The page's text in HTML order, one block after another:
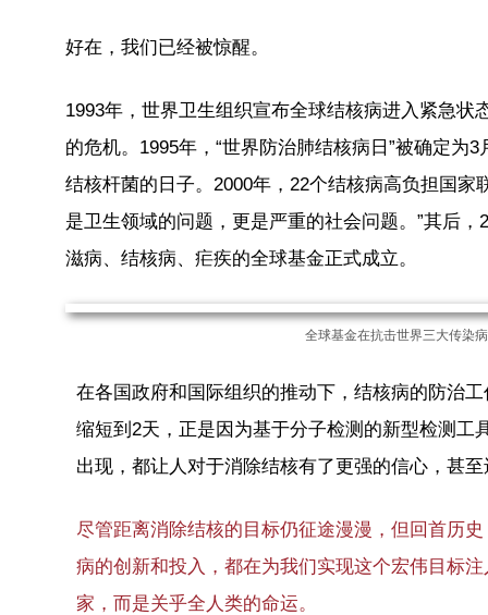
好在，我们已经被惊醒。
1993年，世界卫生组织宣布全球结核病进入紧急
的危机。1995年，“世界防治肺结核病日”被确定为
结核杆菌的日子。2000年，22个结核病高负担国
是卫生领域的问题，更是严重的社会问题。”其后
滋病、结核病、疟疾的全球基金正式成立。
全球基金在抗击世界三大传染
在各国政府和国际组织的推动下，结核病的防治
缩短到2天，正是因为基于分子检测的新型检测工
出现，都让人对于消除结核有了更强的信心，甚
尽管距离消除结核的目标仍征途漫漫，但回首历
病的创新和投入，都在为我们实现这个宏伟目标
家，而是关乎全人类的命运。